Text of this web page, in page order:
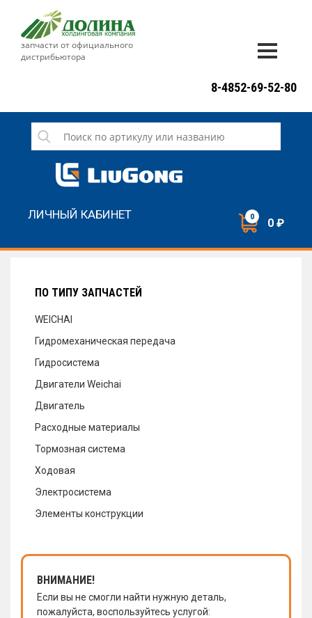
запчасти от официального
дистрибьютора
СЕРВИС
НОВОСТИ
8-4852-69-52-80
ЛИЧНЫЙ КАБИНЕТ 0 0 ₽
ПО ТИПУ ЗАПЧАСТЕЙ
WEICHAI
Гидромеханическая передача
Гидросистема
Двигатели Weichai
Двигатель
Расходные материалы
Тормозная система
Ходовая
Электросистема
Элементы конструкции
ВНИМАНИЕ!
Если вы не смогли найти нужную деталь,
пожалуйста, воспользуйтесь услугой: